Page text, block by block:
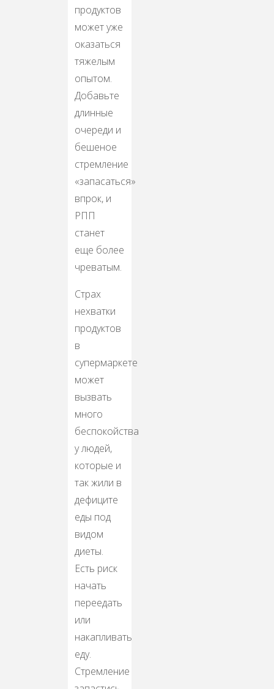
продуктов
может уже
оказаться
тяжелым
опытом.
Добавьте
длинные
очереди и
бешеное
стремление
«запасаться»
впрок, и
РПП
станет
еще более
чреватым.
Страх
нехватки
продуктов
в
супермаркете
может
вызвать
много
беспокойства
у людей,
которые и
так жили в
дефиците
еды под
видом
диеты.
Есть риск
начать
переедать
или
накапливать
еду.
Стремление